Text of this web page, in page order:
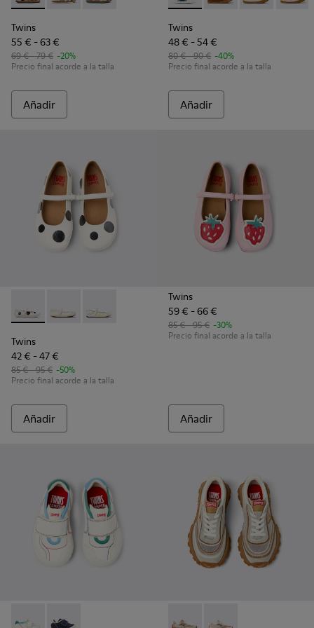
Twins
55 € - 63 €
69 € - 79 € -20%
Precio final acorde a la talla
Añadir
Twins
48 € - 54 €
80 € - 90 € -40%
Precio final acorde a la talla
Añadir
Twins - K800486-011 - Bailarinas de piel en blanco y negro
Twins - K800486-007
Twins - K800486-005
Twins
42 € - 47 €
85 € - 95 € -50%
Precio final acorde a la talla
Añadir
Twins
59 € - 66 €
85 € - 95 € -30%
Precio final acorde a la talla
Añadir